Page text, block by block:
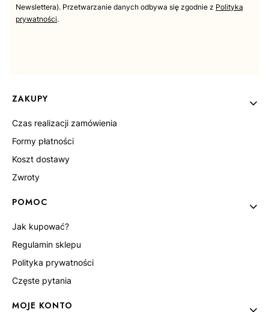
Newslettera). Przetwarzanie danych odbywa się zgodnie z Polityką
prywatności.
Linki w stopce
ZAKUPY
Czas realizacji zamówienia
Formy płatności
Koszt dostawy
Zwroty
POMOC
Jak kupować?
Regulamin sklepu
Polityka prywatności
Częste pytania
MOJE KONTO